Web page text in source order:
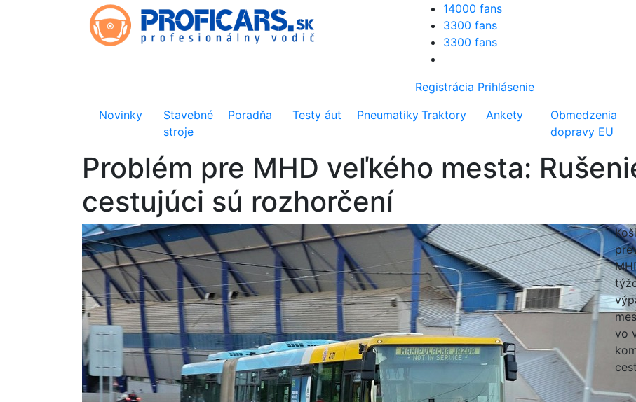
14000 fans
3300 fans
3300 fans
Registrácia Prihlásenie
Novinky
Stavebné
stroje
Poradňa Testy áut Pneumatiky Traktory Ankety
Obmedzenia
dopravy EU
Problém pre MHD veľkého mesta:
cestujúci sú rozhorčení
vo